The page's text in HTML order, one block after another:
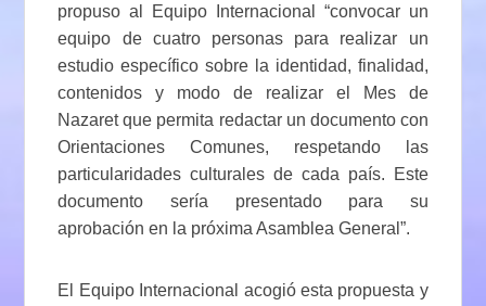
propuso al Equipo Internacional “convocar un
equipo de cuatro personas para realizar un
estudio específico sobre la identidad, finalidad,
contenidos y modo de realizar el Mes de
Nazaret que permita redactar un documento con
Orientaciones Comunes, respetando las
particularidades culturales de cada país. Este
documento sería presentado para su
aprobación en la próxima Asamblea General”.
El Equipo Internacional acogió esta propuesta y